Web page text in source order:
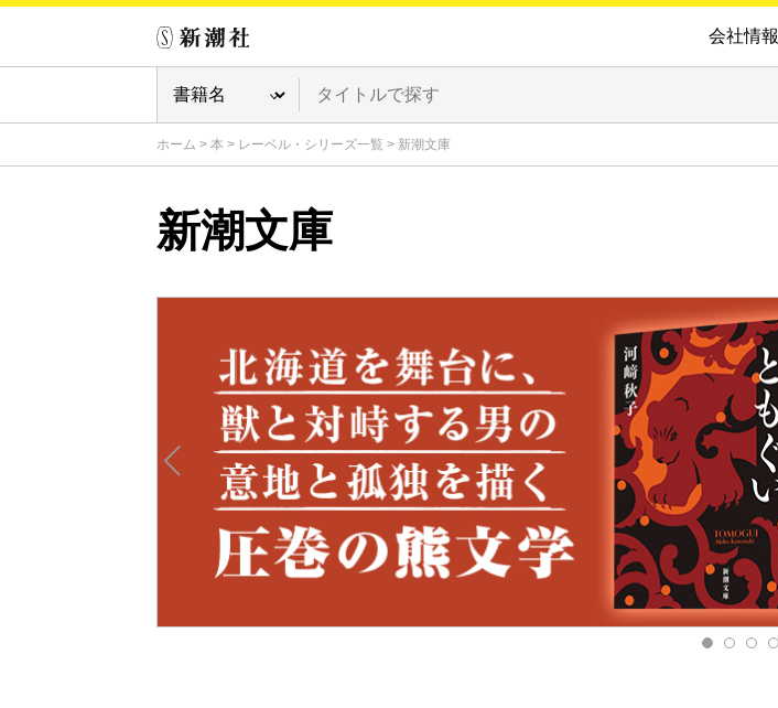
会社情報
ホーム > 本 > レーベル・シリーズ一覧 > 新潮文庫
新潮文庫